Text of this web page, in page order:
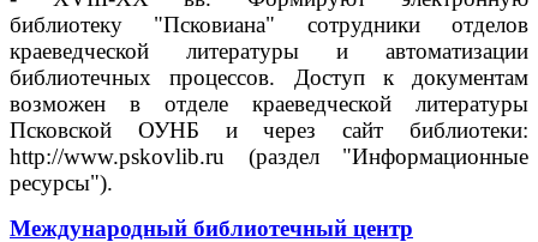
библиотеку "Псковиана" сотрудники отделов
краеведческой литературы и автоматизации
библиотечных процессов. Доступ к документам
возможен в отделе краеведческой литературы
Псковской ОУНБ и через сайт библиотеки:
http://www.pskovlib.ru (раздел "Информационные
ресурсы").
Международный библиотечный центр